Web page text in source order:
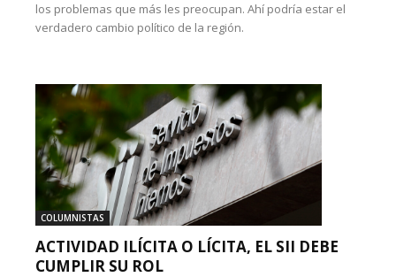
los problemas que más les preocupan. Ahí podría estar el
verdadero cambio político de la región.
COLUMNISTAS
ACTIVIDAD ILÍCITA O LÍCITA, EL SII DEBE
CUMPLIR SU ROL